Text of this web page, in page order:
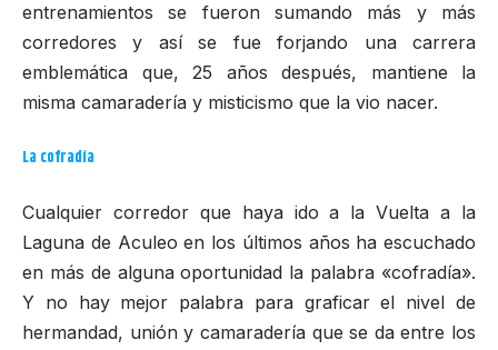
entrenamientos se fueron sumando más y más
corredores y así se fue forjando una carrera
emblemática que, 25 años después, mantiene la
misma camaradería y misticismo que la vio nacer.
La cofradía
Cualquier corredor que haya ido a la Vuelta a la
Laguna de Aculeo en los últimos años ha escuchado
en más de alguna oportunidad la palabra «cofradía».
Y no hay mejor palabra para graficar el nivel de
hermandad, unión y camaradería que se da entre los